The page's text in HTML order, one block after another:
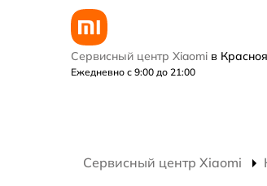
Сервисный центр Xiaomi в
Ежедневно с 9:00 до 21:00
Сервисный центр Xiaomi